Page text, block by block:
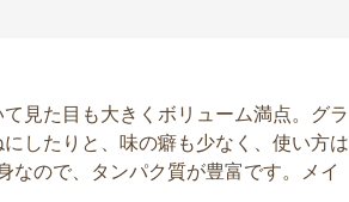
見た目も大きくボリューム満点。グラ
したりと、味の癖も少なく、使い方は
ので、タンパク質が豊富です。メイ